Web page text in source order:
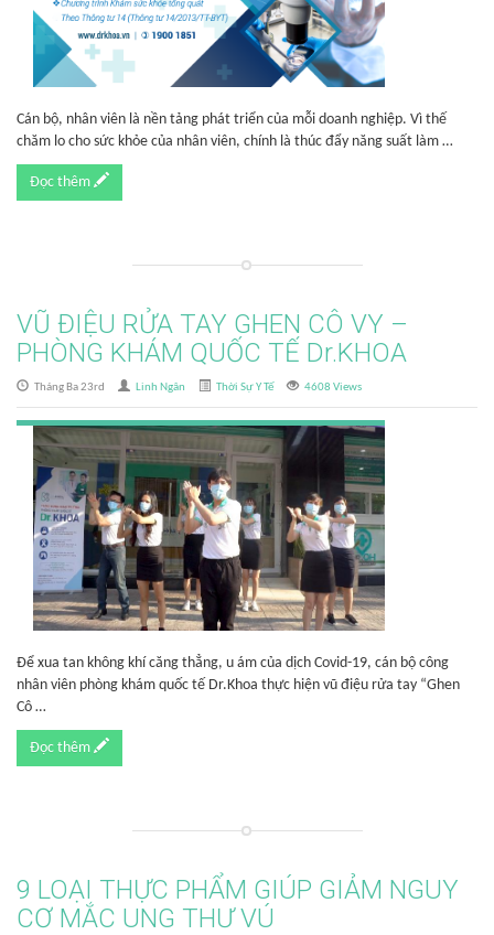
Cán bộ, nhân viên là nền tảng phát triển của mỗi doanh nghiệp. Vì thế
chăm lo cho sức khỏe của nhân viên, chính là thúc đẩy năng suất làm …
Đọc thêm
VŨ ĐIỆU RỬA TAY GHEN CÔ VY –
PHÒNG KHÁM QUỐC TẾ Dr.KHOA
Tháng Ba 23rd Linh Ngân Thời Sự Y Tế 4608 Views
Để xua tan không khí căng thẳng, u ám của dịch Covid-19, cán bộ công
nhân viên phòng khám quốc tế Dr.Khoa thực hiện vũ điệu rửa tay “Ghen
Cô …
Đọc thêm
9 LOẠI THỰC PHẨM GIÚP GIẢM NGUY
CƠ MẮC UNG THƯ VÚ